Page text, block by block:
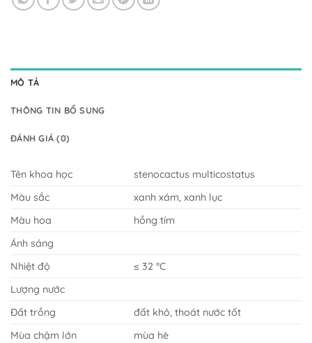
MÔ TẢ
THÔNG TIN BỔ SUNG
ĐÁNH GIÁ (0)
Tên khoa học
stenocactus multicostatus
Màu sắc
xanh xám, xanh lục
Màu hoa
hồng tím
Ánh sáng
Nhiệt độ
≤ 32 °C
Lượng nước
Đất trồng
đất khô, thoát nước tốt
Mùa chậm lớn
mùa hè